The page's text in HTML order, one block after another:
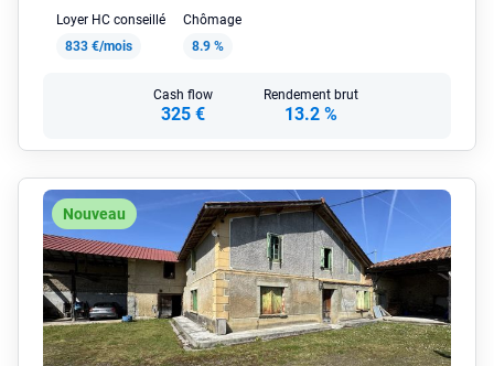
Loyer HC conseillé
833 €/mois
Chômage
8.9 %
Cash flow
325 €
Rendement brut
13.2 %
Nouveau